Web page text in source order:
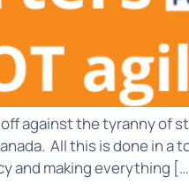
against the tyranny of
All this is done in a
and making everything